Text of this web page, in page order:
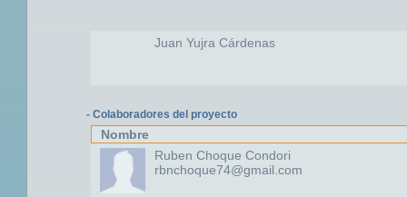
Juan Yujra Cárdenas
- Colaboradores del proyecto
Nombre
Ruben Choque Condori
rbnchoque74@gmail.com